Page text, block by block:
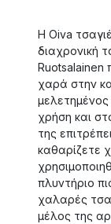
Η Oiva
διαχρονική
Ruotsalainen
χαρά στην
χρήση και
της
καθαρίζετε
πλυντήριο
χαλαρές
μέλος της